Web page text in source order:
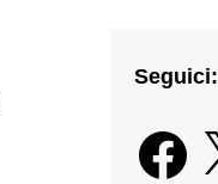
Seguici:
Facebook
X